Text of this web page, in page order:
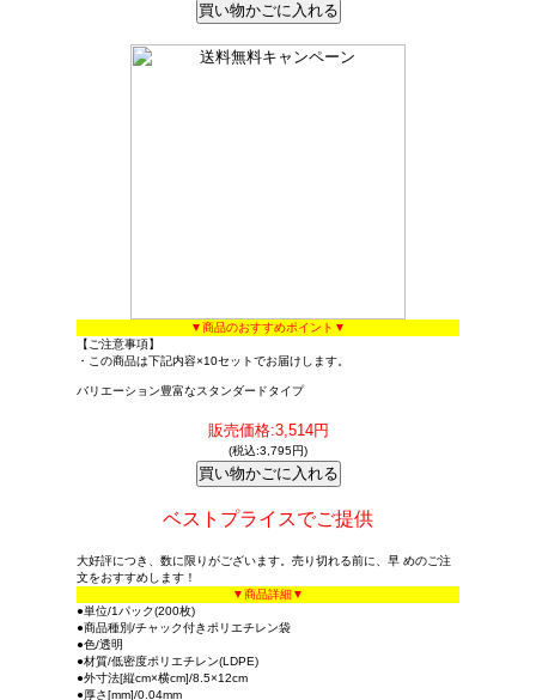
▼商品のおすすめポイント▼
【ご注意事項】
・この商品は下記内容×10セットでお届けします。
バリエーション豊富なスタンダードタイプ
販売価格:3,514円
(税込:3,795円)
ベストプライスでご提供
大好評につき、数に限りがございます。売り切れる前に、早 めのご注
文をおすすめします！
▼商品詳細▼
●単位/1パック(200枚)
●商品種別/チャック付きポリエチレン袋
●色/透明
●材質/低密度ポリエチレン(LDPE)
●外寸法[縦cm×横cm]/8.5×12cm
●厚さ[mm]/0.04mm